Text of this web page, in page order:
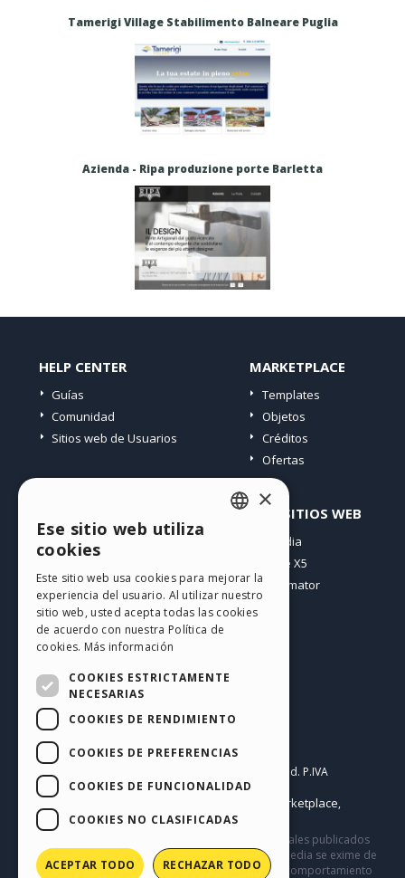
Tamerigi Village Stabilimento Balneare Puglia
Azienda - Ripa produzione porte Barletta
HELP CENTER
Guías
Comunidad
Sitios web de Usuarios
MARKETPLACE
Templates
Objetos
Créditos
Ofertas
Mis post
Mis download
Espacio Web
Mis Créditos
OTROS SITIOS WEB
Incomedia
WebSite X5
WebAnimator
Español
Copyright © 2026
All rights reserved. P.IVA
IT07514640015
Help Center / Marketplace,
Templates,Objects|Privacy Policy
Este sitio contiene comentarios, opiniones y materiales publicados
por los usuarios solo con fines informativos. Incomedia se exime de
cualquier responsabilidad por actos, omisiones y comportamiento
GERMAN
SPANISH
RUSSIAN
FRENCH
×
Ese sitio web utiliza
cookies
Este sitio web usa cookies para mejorar la
experiencia del usuario. Al utilizar nuestro
sitio web, usted acepta todas las cookies
de acuerdo con nuestra Política de
cookies. Más información
COOKIES ESTRICTAMENTE
NECESARIAS
COOKIES DE RENDIMIENTO
COOKIES DE PREFERENCIAS
COOKIES DE FUNCIONALIDAD
COOKIES NO CLASIFICADAS
ACEPTAR TODO RECHAZAR TODO